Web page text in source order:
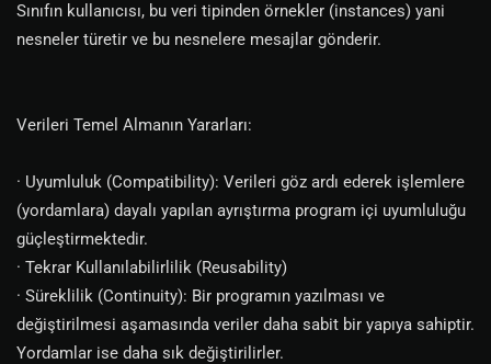
Sınıfın kullanıcısı, bu veri tipinden örnekler (instances) yani
nesneler türetir ve bu nesnelere mesajlar gönderir.
Verileri Temel Almanın Yararları:
· Uyumluluk (Compatibility): Verileri göz ardı ederek işlemlere
(yordamlara) dayalı yapılan ayrıştırma program içi uyumluluğu
güçleştirmektedir.
· Tekrar Kullanılabilirlilik (Reusability)
· Süreklilik (Continuity): Bir programın yazılması ve
değiştirilmesi aşamasında veriler daha sabit bir yapıya sahiptir.
Yordamlar ise daha sık değiştirilirler.